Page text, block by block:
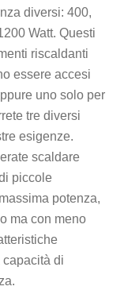
diversi: 400,
Watt. Questi
riscaldanti
essere accesi
uno solo per
tre diversi
esigenze.
scaldare
piccole
potenza,
ma con meno
di